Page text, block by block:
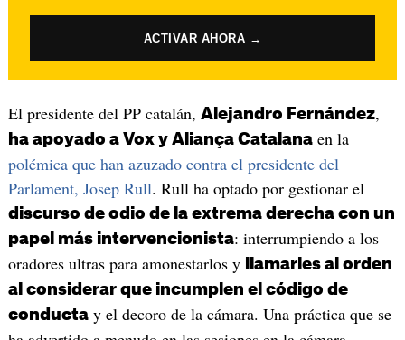
ACTIVAR AHORA →
El presidente del PP catalán, Alejandro Fernández,
ha apoyado a Vox y Aliança Catalanaen la
polémica que han azuzado contra el presidente del
Parlament, Josep Rull. Rull ha optado por gestionar el
discurso de odio de la extrema derecha con un
papel más intervencionista: interrumpiendo a los
oradores ultras para amonestarlos y
llamarles al orden
al considerar que incumplen el código de
conductay el decoro de la cámara. Una práctica que se